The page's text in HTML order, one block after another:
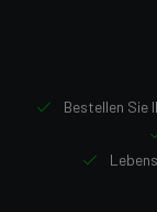
Bestellen Sie